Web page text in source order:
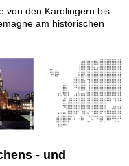
von den Karolingern bis
am historischen
- und